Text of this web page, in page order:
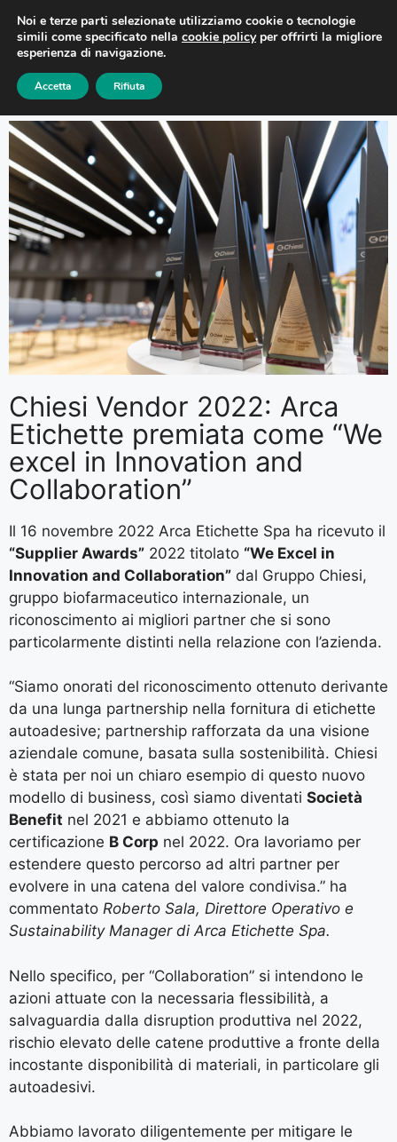
Chiesi Vendor 2022: Arca
Etichette premiata come “We
excel in Innovation and
Collaboration”
Il 16 novembre 2022 Arca Etichette Spa ha ricevuto il
“Supplier Awards” 2022 titolato “We Excel in
Innovation and Collaboration” dal Gruppo Chiesi,
gruppo biofarmaceutico internazionale, un
riconoscimento ai migliori partner che si sono
particolarmente distinti nella relazione con l’azienda.
“Siamo onorati del riconoscimento ottenuto derivante
da una lunga partnership nella fornitura di etichette
autoadesive; partnership rafforzata da una visione
aziendale comune, basata sulla sostenibilità. Chiesi
è stata per noi un chiaro esempio di questo nuovo
modello di business, così siamo diventati Società
Benefit nel 2021 e abbiamo ottenuto la
certificazione B Corp nel 2022. Ora lavoriamo per
estendere questo percorso ad altri partner per
evolvere in una catena del valore condivisa.” ha
commentato Roberto Sala, Direttore Operativo e
Sustainability Manager di Arca Etichette Spa.
Nello specifico, per “Collaboration” si intendono le
azioni attuate con la necessaria flessibilità, a
salvaguardia dalla disruption produttiva nel 2022,
rischio elevato delle catene produttive a fronte della
incostante disponibilità di materiali, in particolare gli
autoadesivi.
Abbiamo lavorato diligentemente per mitigare le
Noi e terze parti selezionate utilizziamo cookie o tecnologie
simili come specificato nella cookie policyper offrirti la migliore
esperienza di navigazione.
Accetta Rifiuta